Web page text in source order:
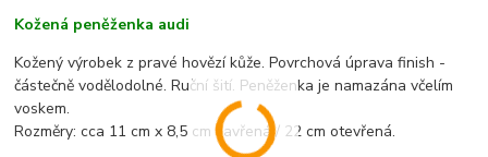
Kožená peněženka audi
Kožený výrobek z pravé hovězí kůže. Povrchová úprava finish -
částečně vodělodolné. Ruční šití. Peněženka je namazána včelím
voskem.
Rozměry: cca 11 cm x 8,5 cm zavřená / 22 cm otevřená.